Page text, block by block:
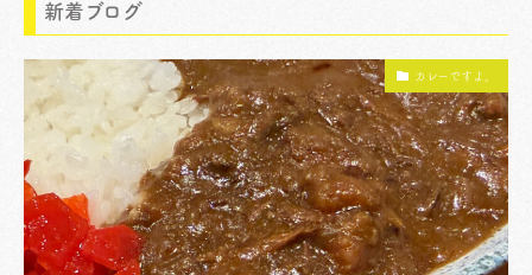
新着ブログ
カレーですよ。